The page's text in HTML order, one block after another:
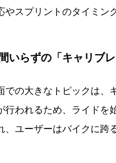
やスプリントのタイミン
いらずの「キャリブレ
での大きなトピックは、
行われるため、ライドを
、ユーザーはバイクに跨